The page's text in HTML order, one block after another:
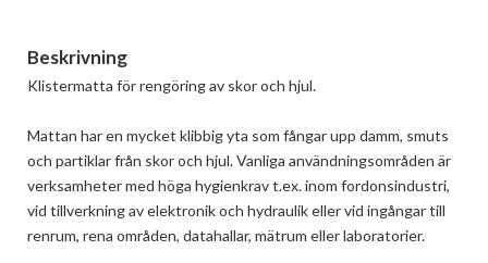
Beskrivning
Klistermatta för rengöring av skor och hjul.
Mattan har en mycket klibbig yta som fångar upp damm, smuts
och partiklar från skor och hjul. Vanliga användningsområden är
verksamheter med höga hygienkrav t.ex. inom fordonsindustri,
vid tillverkning av elektronik och hydraulik eller vid ingångar till
renrum, rena områden, datahallar, mätrum eller laboratorier.